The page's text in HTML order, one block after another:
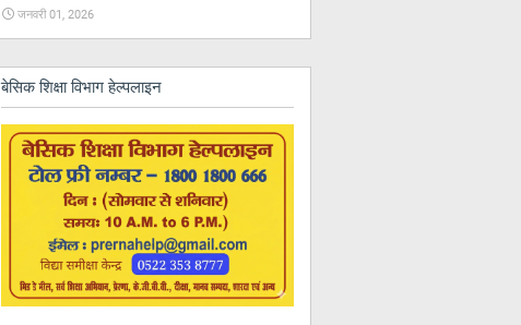
जनवरी 01, 2026
बेसिक शिक्षा विभाग हेल्पलाइन